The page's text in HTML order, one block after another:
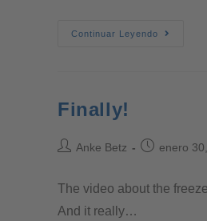
Continuar Leyendo
Finally!
Anke Betz enero
The video about the
And it really…